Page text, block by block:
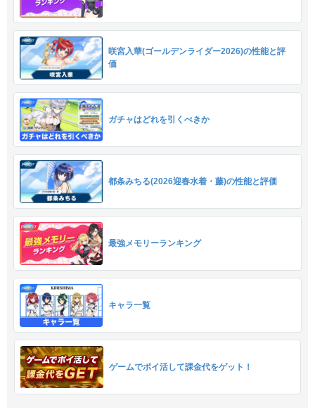
咲宮入華(ゴールデンライダー2026)の性能と評
価
ガチャはどれを引くべきか
都条みちる(2026迎春水着・藤)の性能と評価
最強メモリーランキング
キャラ一覧
ゲームでポイ活して課金代をゲット！